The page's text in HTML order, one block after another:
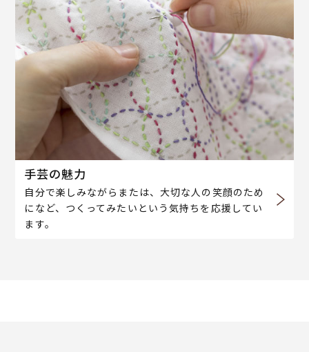
手芸の魅力
自分で楽しみながらまたは、大切な人の笑顔のため
になど、つくってみたいという気持ちを応援してい
ます。